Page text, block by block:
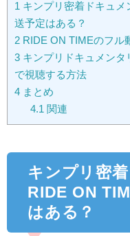
1 キンプリ密着ドキュ
送予定はある？
2 RIDE ON TIMEのフル
3 キンプリドキュメン
で視聴する方法
4 まとめ
4.1 関連
キンプリ密
RIDE ON
はある？